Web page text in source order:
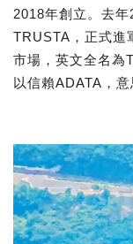
2018年創立。去
TRUSTA，正式進
市場，英文全名為
以信賴ADATA，意